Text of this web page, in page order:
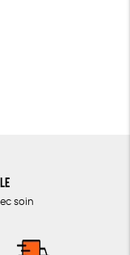
soin